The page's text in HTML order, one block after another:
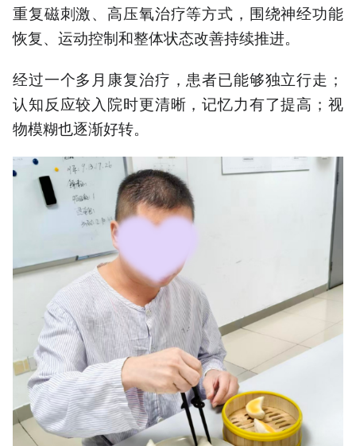
重复磁刺激、高压氧治疗等方式，围绕神经功能
恢复、运动控制和整体状态改善持续推进。
经过一个多月康复治疗，患者已能够独立行走；
认知反应较入院时更清晰，记忆力有了提高；视
物模糊也逐渐好转。